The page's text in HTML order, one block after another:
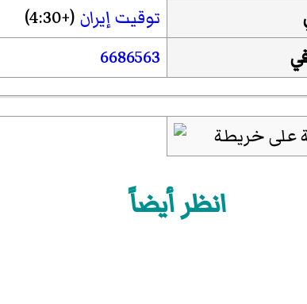
توقيت إيران (+4:30)
6686563
انظر أيضاً